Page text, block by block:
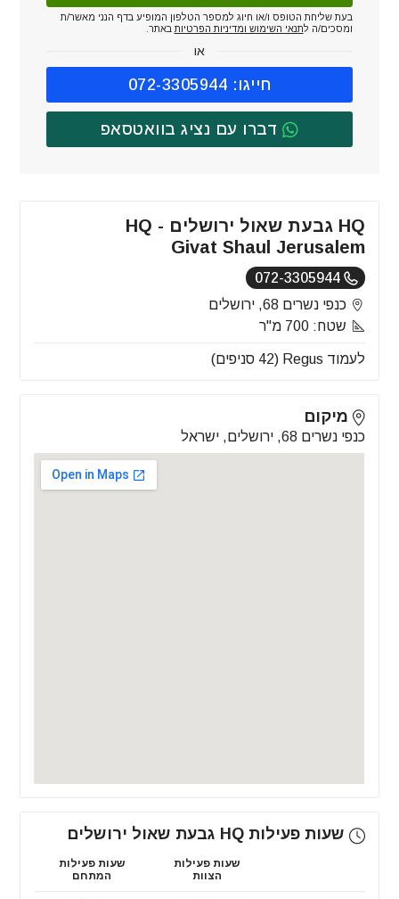
בעת שליחת הטופס ו/או חיוג למספר הטלפון המופיע בדף הנני מאשר/ת
ומסכים/ה לתנאי השימוש ומדיניות הפרטיות באתר.
או
חייגו: 072-3305944
דברו עם נציג בוואטסאפ
HQ גבעת שאול ירושלים - HQ
Givat Shaul Jerusalem
072-3305944
כנפי נשרים 68, ירושלים
שטח: 700 מ"ר
לעמוד Regus (42 סניפים)
מיקום
כנפי נשרים 68, ירושלים, ישראל
שעות פעילות HQ גבעת שאול ירושלים
שעות פעילות
הצוות
שעות פעילות
המתחם